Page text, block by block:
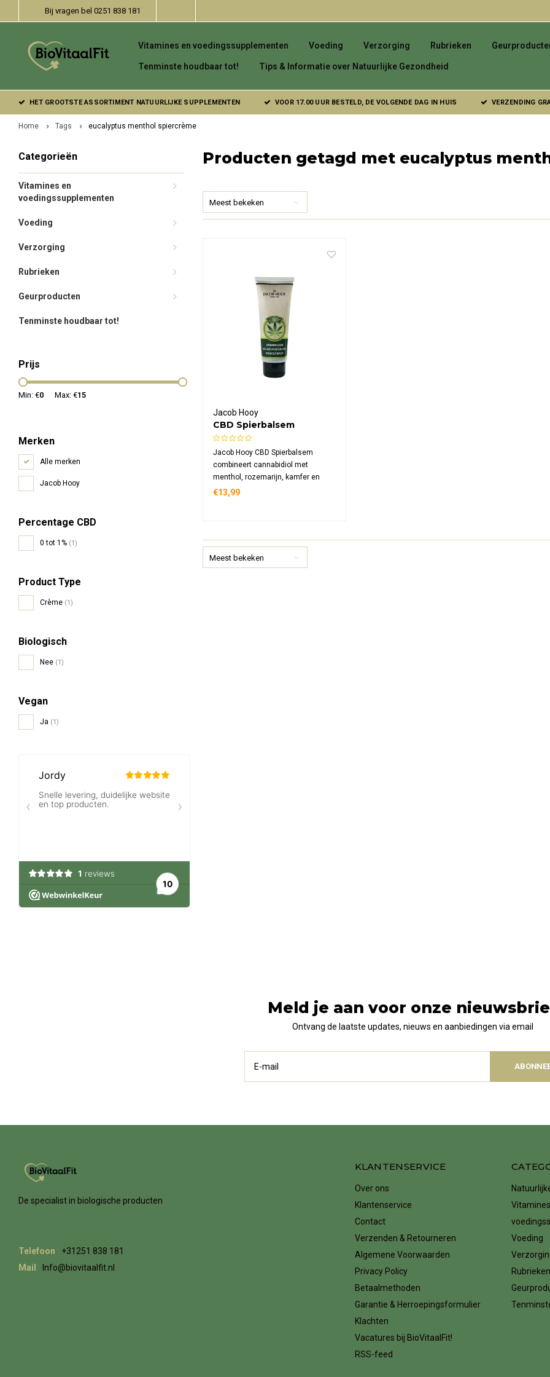
Bij vragen bel 0251 838 181
Vitamines en voedingssupplementen Voeding Verzorging Rubrieken
Tenminste houdbaar tot! Tips & Informatie over Natuurlijke Gezondheid
HET GROOTSTE ASSORTIMENT NATUURLIJKE SUPPLEMENTEN VOOR 17.00 UUR BESTELD, DE VOLGENDE DAG IN HUIS VERZENDING
Home Tags eucalyptus menthol spiercrème
Categorieën
Vitamines en
voedingssupplementen
Voeding
Verzorging
Rubrieken
Geurproducten
Tenminste houdbaar tot!
Prijs
Min: €0 Max: €15
Merken
Alle merken
Jacob Hooy
Percentage CBD
0 tot 1% (1)
Product Type
Crème (1)
Biologisch
Nee (1)
Vegan
Ja (1)
Producten getagd met eucalyptus
Meest bekeken
Jacob Hooy
CBD Spierbalsem
Jacob Hooy CBD Spierbalsem
combineert cannabidiol met
menthol, rozemarijn, kamfer en
eucalyptus voor verzorging van
€13,99
Meest bekeken
Meld je aan voor onze
Ontvang de laatste updates, nieuws en aanbiedingen via email
De specialist in biologische producten
Telefoon
+31251 838 181
Mail
Info@biovitaalfit.nl
KLANTENSERVICE
Over ons
Klantenservice
Contact
Verzenden & Retourneren
Algemene Voorwaarden
Privacy Policy
Betaalmethoden
Garantie & Herroepingsformulier
Klachten
Vacatures bij BioVitaalFit!
RSS-feed
Voeding
Rubrieken